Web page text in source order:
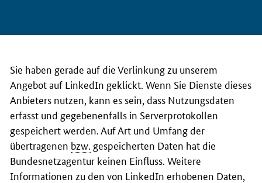
Sie haben gerade auf die Verlinkung zu unserem
Angebot auf LinkedIn geklickt. Wenn Sie Dienste dieses
Anbieters nutzen, kann es sein, dass Nutzungsdaten
erfasst und gegebenenfalls in Serverprotokollen
gespeichert werden. Auf Art und Umfang der
übertragenen bzw. gespeicherten Daten hat die
Bundesnetzagentur keinen Einfluss. Weitere
Informationen zu den von LinkedIn erhobenen Daten,